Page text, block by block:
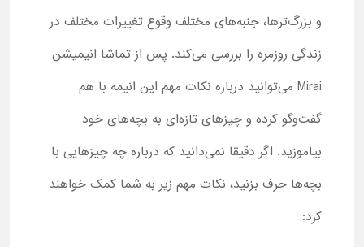
و بزرگ‌ترها، جنبه‌های مختلف وقوع تغییرات مختلف در
زندگی روزمره را بررسی می‌کند. پس از تماشا انیمیشن
Mirai می‌توانید درباره نکات مهم این انیمه با هم
گفت‌وگو کرده و چیزهای تازه‌ای به بچه‌های خود
بیاموزید. اگر دقیقا نمی‌دانید که درباره چه چیزهایی با
بچه‌ها حرف بزنید، نکات مهم زیر به شما کمک خواهند
کرد: